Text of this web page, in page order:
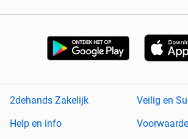
2dehands Zakelijk
Veilig en
Help en info